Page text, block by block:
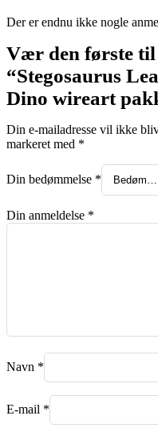
Der er endnu ikke nogle
Vær den første til
“Stegosaurus
Dino wireart
Din e-mailadresse vil ikke
markeret med *
Din bedømmelse *
Din anmeldelse *
Navn *
E-mail *